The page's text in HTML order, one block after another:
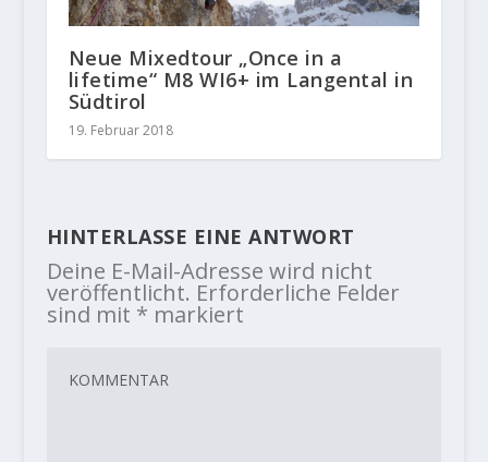
Neue Mixedtour „Once in a
lifetime“ M8 WI6+ im Langental in
Südtirol
19. Februar 2018
HINTERLASSE EINE ANTWORT
Deine E-Mail-Adresse wird nicht
veröffentlicht. Erforderliche Felder
sind mit * markiert